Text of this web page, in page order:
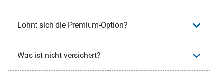
Lohnt sich die Premium-Option?
Was ist nicht versichert?